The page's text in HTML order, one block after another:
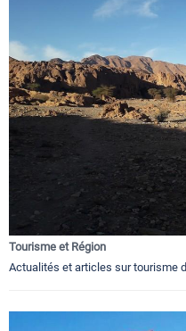
Tourisme et Région
Actualités et articles sur tourisme